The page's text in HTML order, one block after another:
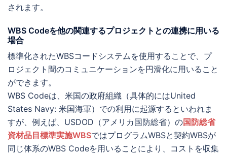
されます。
WBS Codeを他の関連するプロジェクトとの連携に用いる
場合
標準化されたWBSコードシステムを使用することで、プ
ロジェクト間のコミュニケーションを円滑化に用いること
ができます。
WBS Codeは、米国の政府組織（具体的にはUnited
States Navy: 米国海軍）での利用に起源するといわれま
すが、例えば、USDOD（アメリカ国防総省）の国防総省
資材品目標準実施WBSではプログラムWBSと契約WBSが
同じ体系のWBS Codeを用いることにより、コストを収集